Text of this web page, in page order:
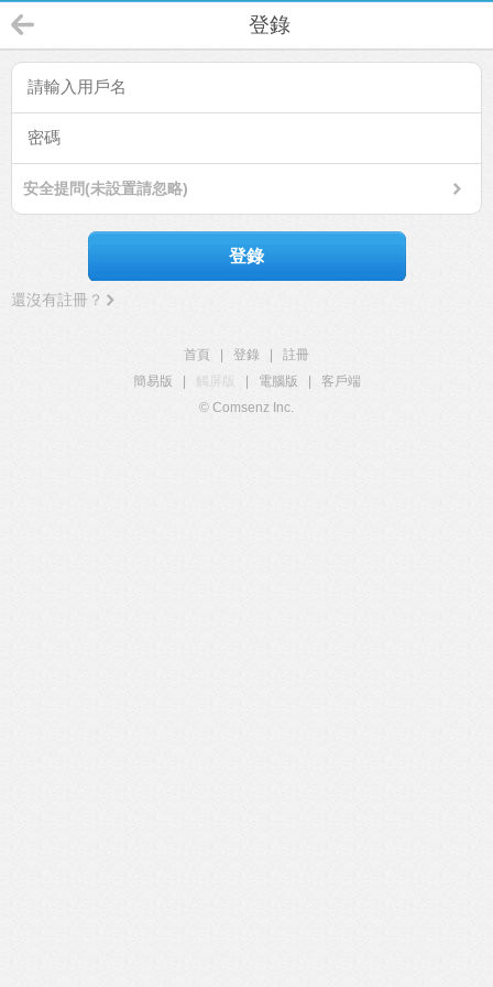
登錄
安全提問(未設置請忽略)
登錄
還沒有註冊？
首頁 登錄
註冊
簡易版
觸屏版 電腦版
客戶端
© Comsenz Inc.